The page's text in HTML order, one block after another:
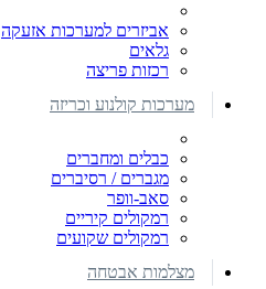
אביזרים למערכות אזעקה
גלאים
רכזות פריצה
מערכות קולנוע וכריזה
כבלים ומחברים
מגברים / רסיברים
סאב-וופר
רמקולים קיריים
רמקולים שקועים
מצלמות אבטחה